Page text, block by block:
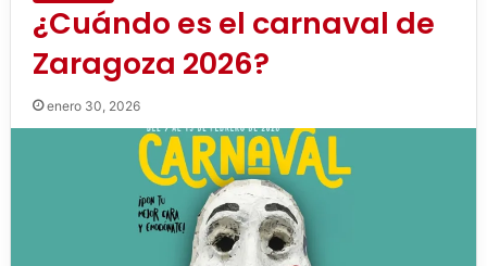
¿Cuándo es el carnaval de
Zaragoza 2026?
enero 30, 2026